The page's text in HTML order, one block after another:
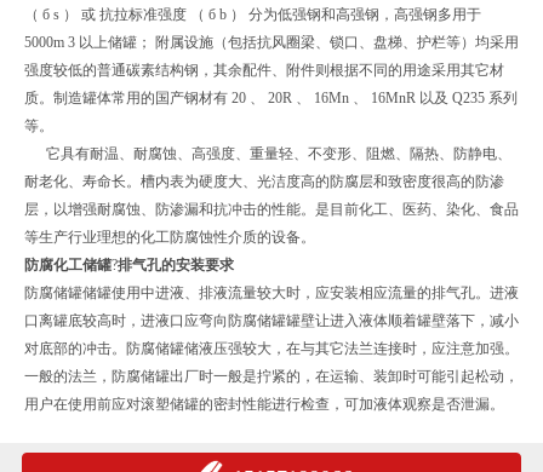
（ б s ） 或 抗拉标准强度 （ б b ） 分为低强钢和高强钢，高强钢多用于
5000m 3 以上储罐； 附属设施（包括抗风圈梁、锁口、盘梯、护栏等）均采用
强度较低的普通碳素结构钢，其余配件、附件则根据不同的用途采用其它材
质。制造罐体常用的国产钢材有 20 、 20R 、 16Mn 、 16MnR 以及 Q235 系列
等。
它具有耐温、耐腐蚀、高强度、重量轻、不变形、阻燃、隔热、防静电、
耐老化、寿命长。槽内表为硬度大、光洁度高的防腐层和致密度很高的防渗
层，以增强耐腐蚀、防渗漏和抗冲击的性能。是目前化工、医药、染化、食品
等生产行业理想的化工防腐蚀性介质的设备。
防腐化工储罐?排气孔的安装要求
防腐储罐储罐使用中进液、排液流量较大时，应安装相应流量的排气孔。进液
口离罐底较高时，进液口应弯向防腐储罐罐壁让进入液体顺着罐壁落下，减小
对底部的冲击。防腐储罐储液压强较大，在与其它法兰连接时，应注意加强。
一般的法兰，防腐储罐出厂时一般是拧紧的，在运输、装卸时可能引起松动，
用户在使用前应对滚塑储罐的密封性能进行检查，可加液体观察是否泄漏。